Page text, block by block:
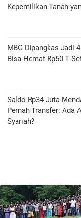
Kepemilikan Tanah
MBG Dipangkas Jadi
Bisa Hemat Rp50 T
Saldo Rp34 Juta
Pernah Transfer: Ada
Syariah?